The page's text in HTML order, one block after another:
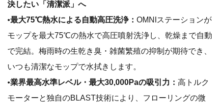
決したい「清潔派」へ
•最大75℃熱水による自動高圧洗浄： OMNIステーションが
モップを最大75℃の熱水で高圧噴射洗浄し、乾燥まで自動
で完結。梅雨時の生乾き臭・雑菌繁殖の抑制が期待でき、
いつも清潔なモップで水拭きします。
•業界最高水準レベル・最大30,000Paの吸引力： 高トルク
モーターと独自のBLAST技術により、フローリングの微